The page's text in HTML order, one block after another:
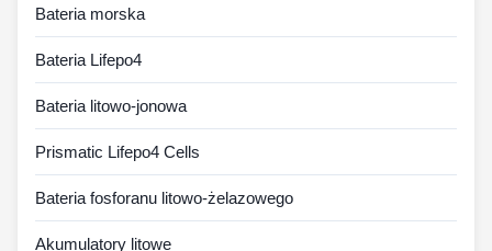
Bateria morska
Bateria Lifepo4
Bateria litowo-jonowa
Prismatic Lifepo4 Cells
Bateria fosforanu litowo-żelazowego
Akumulatory litowe